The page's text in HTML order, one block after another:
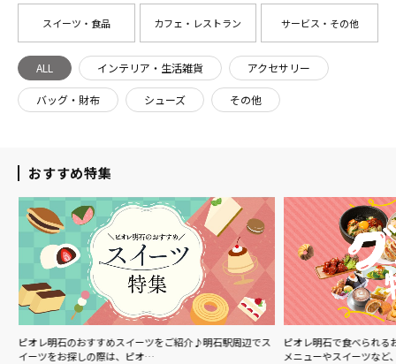
スイーツ・食品 カフェ・レストラン サービス・その他
ALL インテリア・生活雑貨 アクセサリー
バッグ・財布 シューズ その他
おすすめ特集
ピオレ明石のおすすめスイーツをご紹介♪明石駅周辺でス
イーツをお探しの際は、ピオ…
ピオレ明石で食べられる
メニューやスイーツなど